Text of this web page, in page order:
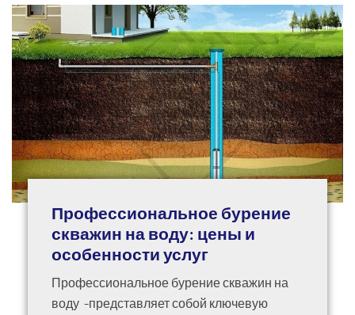
Профессиональное бурение
скважин на воду: цены и
особенности услуг
Профессиональное бурение скважин на
воду -представляет собой ключевую